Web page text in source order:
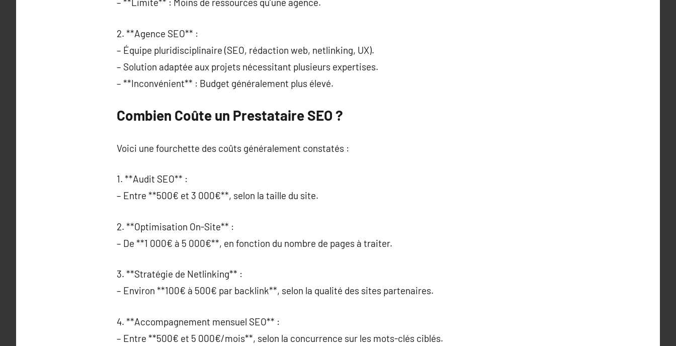
2. **Agence SEO** :
– Équipe pluridisciplinaire (SEO, rédaction web, netlinking, UX).
– Solution adaptée aux projets nécessitant plusieurs expertises.
– **Inconvénient** : Budget généralement plus élevé.
Combien Coûte un Prestataire SEO ?
Voici une fourchette des coûts généralement constatés :
1. **Audit SEO** :
– Entre **500€ et 3 000€**, selon la taille du site.
2. **Optimisation On-Site** :
– De **1 000€ à 5 000€**, en fonction du nombre de pages à traiter.
3. **Stratégie de Netlinking** :
– Environ **100€ à 500€ par backlink**, selon la qualité des sites partenaires.
4. **Accompagnement mensuel SEO** :
– Entre **500€ et 5 000€/mois**, selon la concurrence sur les mots-clés ciblés.